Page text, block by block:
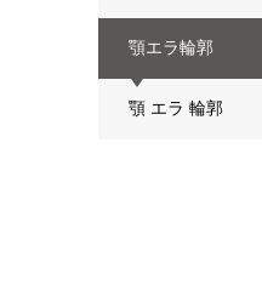
顎エラ輪郭
顎 エラ 輪郭